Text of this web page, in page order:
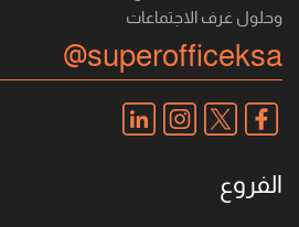
وحلول غرف الاجتماعات
@superofficeksa
الفروع